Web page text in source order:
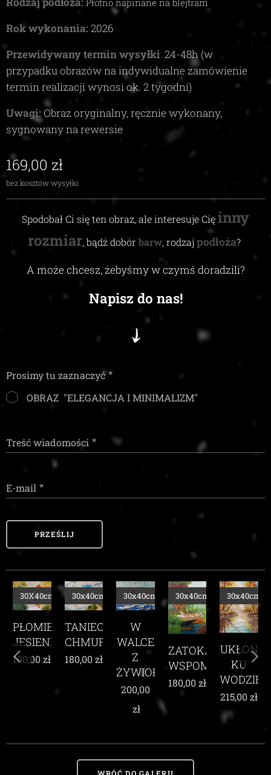
Płótno napinane na blejtram
Rok wykonania: 2026
Przewidywany termin wysyłki:24-48h (w
przypadku obrazów na indywidualne zamówienie
termin realizacji wynosi ok. 2tygodni)
Uwagi:Obraz oryginalny, ręcznie wykonany,
sygnowany na rewersie
169,00 zł
bez kosztów wysyłki
Spodobał Ci się ten obraz, ale interesuje Cięinny
rozmiar, bądź dobór barw, rodzaj podłoża?
A może chcesz, żebyśmy w czymś doradzili?
Napisz do nas!
Prosimy tu zaznaczyć
OBRAZ "ELEGANCJA I MINIMALIZM"
Treść wiadomości
E-mail
PRZEŚLIJ
PŁOMIEŃ
JESIENI
30X40cm
190,00zł
TANIEC
CHMUR
30x40cm
180,00zł
W
WALCE
Z
ŻYWIOŁEM
30x40cm
200,00
zł
ZATOKA
WSPOMNIEŃ
30x40cm
180,00zł
UKŁON
KU
WODZIE
30x40cm
215,00zł